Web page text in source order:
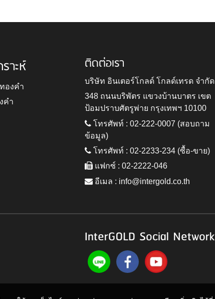
าะห์
องคำ
คำ
ติดต่อเรา
บริษัท อินเตอร์โกลด์ โกลด์เทรด จำกัด
348 ถนนบริพัตร แขวงบ้านบาตร เขต
ป้อมปราบศัตรูพ่าย กรุงเทพฯ 10100
โทรศัพท์ : 02-222-0007 (สอบถาม
ข้อมูล)
โทรศัพท์ : 02-2233-234 (ซื้อ-ขาย)
แฟกซ์ : 02-2222-046
อีเมล : info@intergold.co.th
InterGOLD Social Network